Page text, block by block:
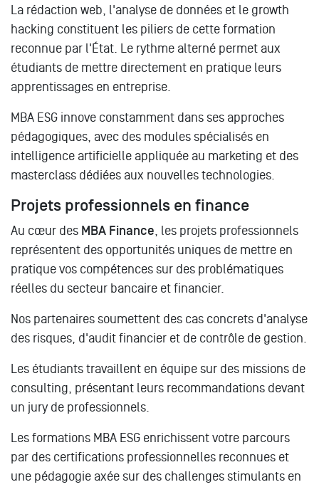
La rédaction web, l'analyse de données et le growth
hacking constituent les piliers de cette formation
reconnue par l'État. Le rythme alterné permet aux
étudiants de mettre directement en pratique leurs
apprentissages en entreprise.
MBA ESG innove constamment dans ses approches
pédagogiques, avec des modules spécialisés en
intelligence artificielle appliquée au marketing et des
masterclass dédiées aux nouvelles technologies.
Projets professionnels en finance
Au cœur des MBA Finance , les projets professionnels
représentent des opportunités uniques de mettre en
pratique vos compétences sur des problématiques
réelles du secteur bancaire et financier.
Nos partenaires soumettent des cas concrets d'analyse
des risques, d'audit financier et de contrôle de gestion.
Les étudiants travaillent en équipe sur des missions de
consulting, présentant leurs recommandations devant
un jury de professionnels.
Les formations MBA ESG enrichissent votre parcours
par des certifications professionnelles reconnues et
une pédagogie axée sur des challenges stimulants en